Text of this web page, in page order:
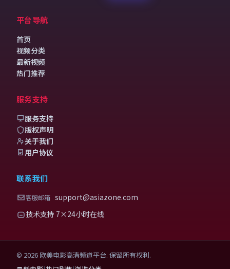
平台导航
首页
视频分类
最新视频
热门推荐
服务支持
服务支持
版权声明
关于我们
用户协议
联系我们
客服邮箱 support@asiazone.com
技术支持 7×24小时在线
© 2026 欧美电影高清频道平台. 保留所有权利.